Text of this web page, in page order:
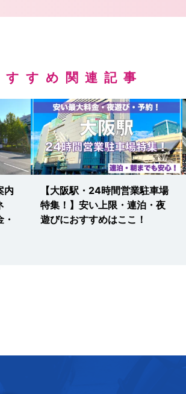
すすめ関連記事
内
【大阪駅・24時間営業駐車場
特集！】安い上限・連泊・夜
遊びにおすすめはここ！